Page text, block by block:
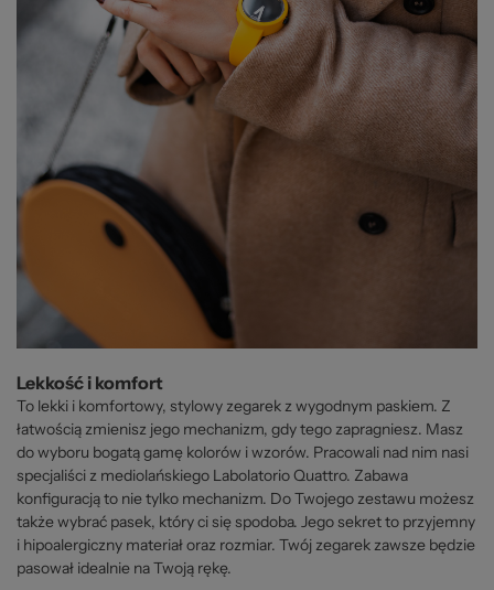
Lekkość i komfort
To lekki i komfortowy, stylowy zegarek z wygodnym paskiem. Z
łatwością zmienisz jego mechanizm, gdy tego zapragniesz. Masz
do wyboru bogatą gamę kolorów i wzorów. Pracowali nad nim nasi
specjaliści z mediolańskiego Labolatorio Quattro. Zabawa
konfiguracją to nie tylko mechanizm. Do Twojego zestawu możesz
także wybrać pasek, który ci się spodoba. Jego sekret to przyjemny
i hipoalergiczny materiał oraz rozmiar. Twój zegarek zawsze będzie
pasował idealnie na Twoją rękę.